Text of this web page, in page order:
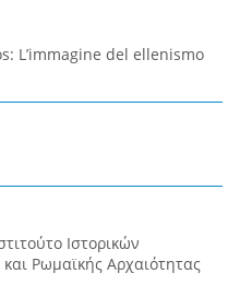
L’immagine del ellenismo
Ιστορικών
Ρωμαϊκής Αρχαιότητας